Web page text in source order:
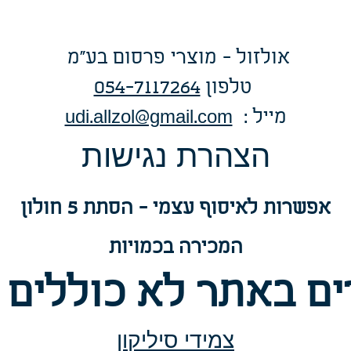
אולזול - מוצרי פרסום בע"מ
טלפון054-7117264
udi.allzol@gmail.com
: מייל
הצהרת נגישות
אפשרות לאיסוף עצמי - הסתת 5 חולון
המכירה בכמויות
באתר לא
צמידי סיליקון